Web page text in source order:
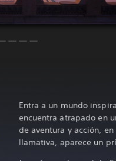
Entra a un mundo
encuentra atrapado en
de aventura y acción,
llamativa, aparece un